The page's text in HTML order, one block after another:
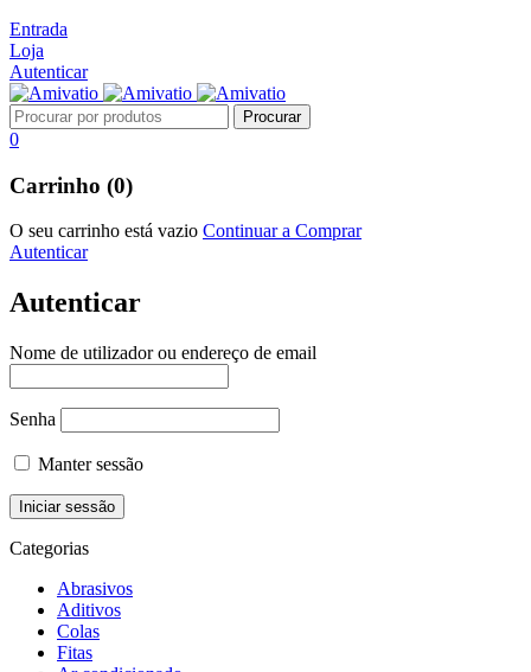
Entrada
Loja
Autenticar
0
Carrinho (0)
O seu carrinho está vazio Continuar a Comprar
Autenticar
Autenticar
Nome de utilizador ou endereço de email
Senha
Manter sessão
Categorias
Abrasivos
Aditivos
Colas
Fitas